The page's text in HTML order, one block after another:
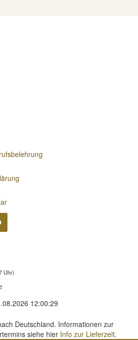
Uhr)
12:00:29
Deutschland. Informationen zur
siehe hier Info zur Lieferzeit.